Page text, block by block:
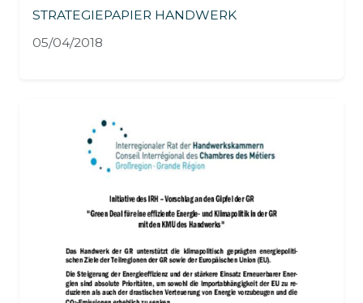
STRATEGIEPAPIER HANDWERK
05/04/2018